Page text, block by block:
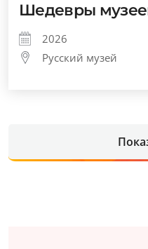
Шедевры
2026
Русский музей